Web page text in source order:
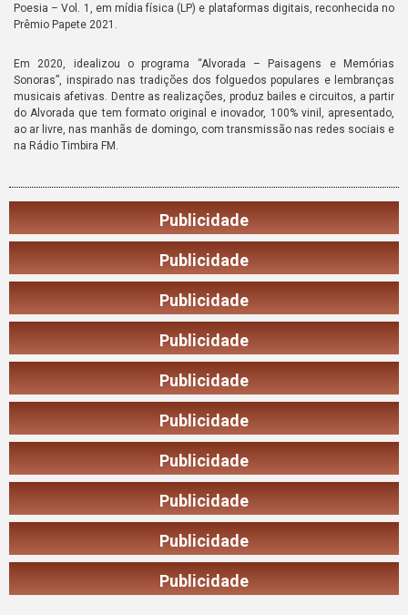
Poesia – Vol. 1, em mídia física (LP) e plataformas digitais, reconhecida no
Prêmio Papete 2021.
Em 2020, idealizou o programa “Alvorada – Paisagens e Memórias
Sonoras”, inspirado nas tradições dos folguedos populares e lembranças
musicais afetivas. Dentre as realizações, produz bailes e circuitos, a partir
do Alvorada que tem formato original e inovador, 100% vinil, apresentado,
ao ar livre, nas manhãs de domingo, com transmissão nas redes sociais e
na Rádio Timbira FM.
Publicidade
Publicidade
Publicidade
Publicidade
Publicidade
Publicidade
Publicidade
Publicidade
Publicidade
Publicidade